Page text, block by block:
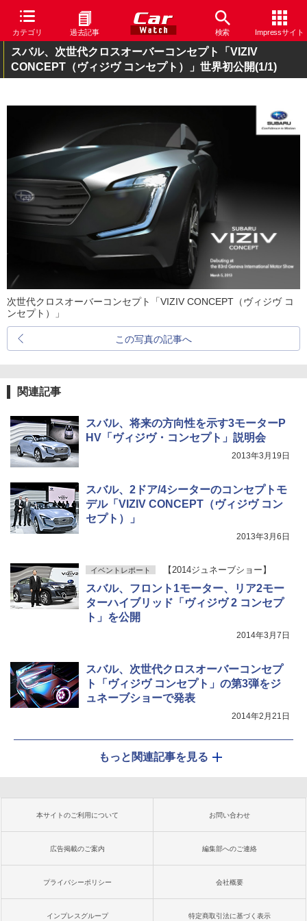
カテゴリ 過去記事 検索 Impressサイト
スバル、次世代クロスオーバーコンセプト「VIZIV
CONCEPT（ヴィジヴ コンセプト）」世界初公開(1/1)
次世代クロスオーバーコンセプト「VIZIV CONCEPT（ヴィジヴ コ
ンセプト）」
この写真の記事へ
関連記事
スバル、将来の方向性を示す3モーターP
HV「ヴィジヴ・コンセプト」説明会
2013年3月19日
スバル、2ドア/4シーターのコンセプトモ
デル「VIZIV CONCEPT（ヴィジヴ コン
セプト）」
2013年3月6日
イベントレポート 【2014ジュネーブショー】
スバル、フロント1モーター、リア2モー
ターハイブリッド「ヴィジヴ 2 コンセプ
ト」を公開
2014年3月7日
スバル、次世代クロスオーバーコンセプ
ト「ヴィジヴ コンセプト」の第3弾をジ
ュネーブショーで発表
2014年2月21日
もっと関連記事を見る
本サイトのご利用について お問い合わせ
広告掲載のご案内 編集部へのご連絡
プライバシーポリシー 会社概要
インプレスグループ 特定商取引法に基づく表示